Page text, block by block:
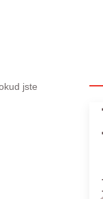
jste